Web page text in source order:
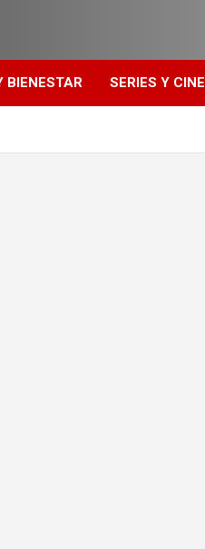
BIENESTAR SERIES Y CINE